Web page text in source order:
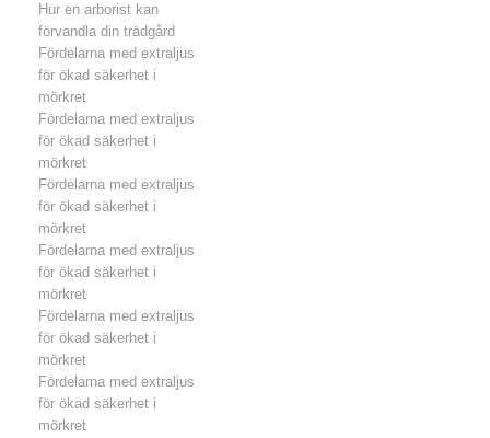
Hur en arborist kan
förvandla din trädgård
Fördelarna med extraljus
för ökad säkerhet i
mörkret
Fördelarna med extraljus
för ökad säkerhet i
mörkret
Fördelarna med extraljus
för ökad säkerhet i
mörkret
Fördelarna med extraljus
för ökad säkerhet i
mörkret
Fördelarna med extraljus
för ökad säkerhet i
mörkret
Fördelarna med extraljus
för ökad säkerhet i
mörkret